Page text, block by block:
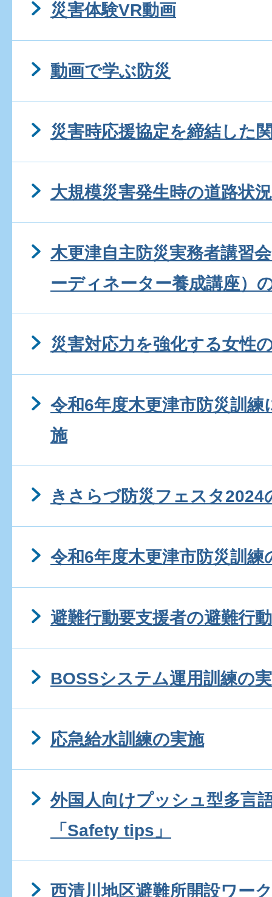
災害体験VR動画
動画で学ぶ防災
災害時応援協定を締結した
大規模災害発生時の道路状
木更津自主防災実務者講習
ーディネーター養成講座）
災害対応力を強化する女性
令和6年度木更津市防災訓
施
きさらづ防災フェスタ2024
令和6年度木更津市防災訓練
避難行動要支援者の避難行
BOSSシステム運用訓練の
応急給水訓練の実施
外国人向けプッシュ型多言
「Safety tips」
西清川地区避難所開設ワー